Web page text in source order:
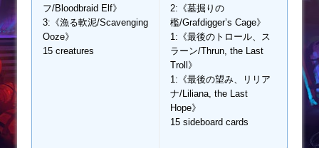
フ/Bloodbraid Elf》
3:《漁る軟泥/Scavenging
Ooze》
15 creatures
2:《墓掘りの
檻/Grafdigger’s Cage》
1:《最後のトロール、ス
ラーン/Thrun, the Last
Troll》
1:《最後の望み、リリア
ナ/Liliana, the Last
Hope》
15 sideboard cards